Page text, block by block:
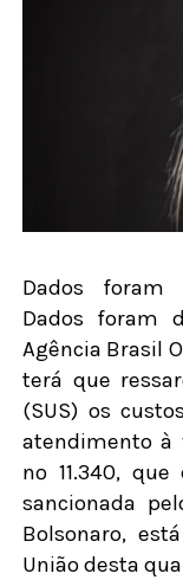
Dados foram
Dados foram
Agência Brasil
terá que
(SUS) os
atendimento à
nº 11.340,
sancionada
Bolsonaro,
União desta